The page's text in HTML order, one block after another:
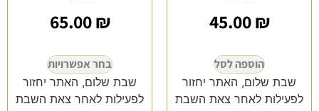
45.00₪
הוספה לסל
שבת שלום, האתר יחזור
לפעילות לאחר צאת השבת
65.00₪
בחר אפשרויות
שבת שלום, האתר יחזור
לפעילות לאחר צאת השבת